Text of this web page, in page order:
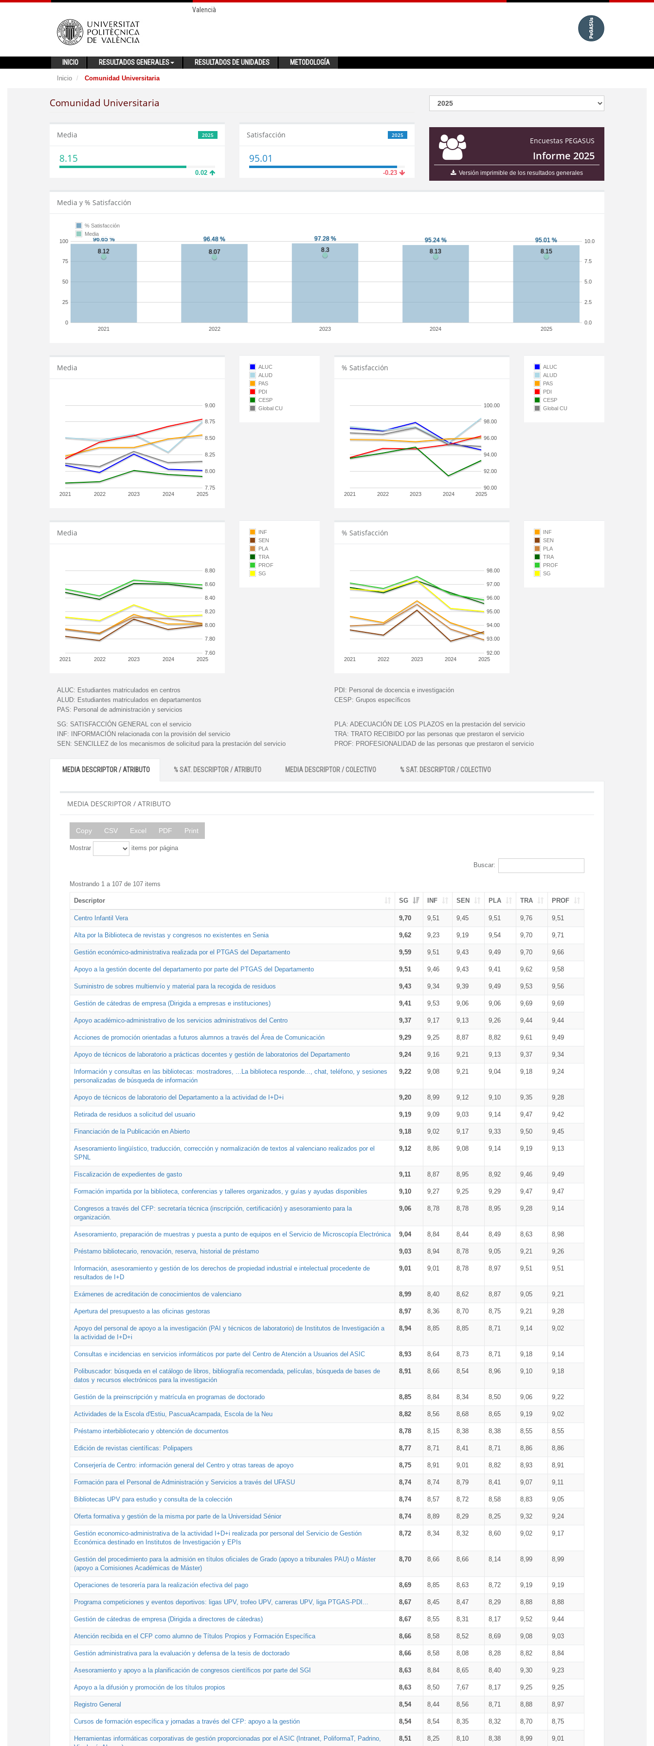
Valencià
INICIO RESULTADOS GENERALES RESULTADOS DE UNIDADES METODOLOGÍA
Inicio Comunidad Universitaria
Comunidad Universitaria
Encuestas PEGASUS
Informe 2025
Versión imprimible de los resultados generales
2025
Media
8.15
0.02
2025
Satisfacción
95.01
-0.23
Media y % Satisfacción
2021 2022 2023 2024 2025
0
25
50
75
100
0.0
2.5
5.0
7.5
10.0
% Satisfacción
Media
Media
2021 2022 2023 2024 2025
7.75
8.00
8.25
8.50
8.75
9.00
ALUC
ALUD
PAS
PDI
CESP
Global CU
% Satisfacción
2021 2022 2023 2024 2025
90.00
92.00
94.00
96.00
98.00
100.00
ALUC
ALUD
PAS
PDI
CESP
Global CU
Media
2021 2022 2023 2024 2025
7.60
7.80
8.00
8.20
8.40
8.60
8.80
INF
SEN
PLA
TRA
PROF
SG
% Satisfacción
2021 2022 2023 2024 2025
92.00
93.00
94.00
95.00
96.00
97.00
98.00
INF
SEN
PLA
TRA
PROF
SG
ALUC: Estudiantes matriculados en centros
ALUD: Estudiantes matriculados en departamentos
PAS: Personal de administración y servicios
PDI: Personal de docencia e investigación
CESP: Grupos específicos
SG: SATISFACCIÓN GENERAL con el servicio
INF:
INFORMACIÓN relacionada con la provisión del servicio
SEN: SENCILLEZ de los mecanismos de solicitud para la prestación del servicio
PLA: ADECUACIÓN DE LOS PLAZOS en la prestación del servicio
TRA: TRATO RECIBIDO por las personas que prestaron el servicio
PROF: PROFESIONALIDAD de las personas que prestaron el servicio
MEDIA DESCRIPTOR / ATRIBUTO % SAT. DESCRIPTOR / ATRIBUTO MEDIA DESCRIPTOR / COLECTIVO % SAT. DESCRIPTOR / COLECTIVO
MEDIA DESCRIPTOR / ATRIBUTO
Copy CSV Excel PDF Print
Mostrar items por página
Buscar:
Mostrando 1 a 107 de 107 items
Descriptor SG INF SEN PLA TRA PROF
Centro Infantil Vera 9,70 9,51 9,45 9,51 9,76 9,51
Alta por la Biblioteca de revistas y congresos no existentes en Senia 9,62 9,23 9,19 9,54 9,70 9,71
Gestión económico-administrativa realizada por el PTGAS del Departamento 9,59 9,51 9,43 9,49 9,70 9,66
Apoyo a la gestión docente del departamento por parte del PTGAS del Departamento 9,51 9,46 9,43 9,41 9,62 9,58
Suministro de sobres multienvío y material para la recogida de residuos 9,43 9,34 9,39 9,49 9,53 9,56
Gestión de cátedras de empresa (Dirigida a empresas e instituciones) 9,41 9,53 9,06 9,06 9,69 9,69
Apoyo académico-administrativo de los servicios administrativos del Centro 9,37 9,17 9,13 9,26 9,44 9,44
Acciones de promoción orientadas a futuros alumnos a través del Área de Comunicación 9,29 9,25 8,87 8,82 9,61 9,49
Apoyo de técnicos de laboratorio a prácticas docentes y gestión de laboratorios del Departamento 9,24 9,16 9,21 9,13 9,37 9,34
Información y consultas en las bibliotecas: mostradores, ...La biblioteca responde..., chat, teléfono, y sesiones
personalizadas de búsqueda de información
9,22 9,08 9,21 9,04 9,18 9,24
Apoyo de técnicos de laboratorio del Departamento a la actividad de I+D+i 9,20 8,99 9,12 9,10 9,35 9,28
Retirada de residuos a solicitud del usuario 9,19 9,09 9,03 9,14 9,47 9,42
Financiación de la Publicación en Abierto 9,18 9,02 9,17 9,33 9,50 9,45
Asesoramiento lingüístico, traducción, corrección y normalización de textos al valenciano realizados por el
SPNL
9,12 8,86 9,08 9,14 9,19 9,13
Fiscalización de expedientes de gasto 9,11 8,87 8,95 8,92 9,46 9,49
Formación impartida por la biblioteca, conferencias y talleres organizados, y guías y ayudas disponibles 9,10 9,27 9,25 9,29 9,47 9,47
Congresos a través del CFP: secretaría técnica (inscripción, certificación) y asesoramiento para la
organización.
9,06 8,78 8,78 8,95 9,28 9,14
Asesoramiento, preparación de muestras y puesta a punto de equipos en el Servicio de Microscopía Electrónica 9,04 8,84 8,44 8,49 8,63 8,98
Préstamo bibliotecario, renovación, reserva, historial de préstamo 9,03 8,94 8,78 9,05 9,21 9,26
Información, asesoramiento y gestión de los derechos de propiedad industrial e intelectual procedente de
resultados de I+D
9,01 9,01 8,78 8,97 9,51 9,51
Exámenes de acreditación de conocimientos de valenciano 8,99 8,40 8,62 8,87 9,05 9,21
Apertura del presupuesto a las oficinas gestoras 8,97 8,36 8,70 8,75 9,21 9,28
Apoyo del personal de apoyo a la investigación (PAI y técnicos de laboratorio) de Institutos de Investigación a
la actividad de I+D+i
8,94 8,85 8,85 8,71 9,14 9,02
Consultas e incidencias en servicios informáticos por parte del Centro de Atención a Usuarios del ASIC 8,93 8,64 8,73 8,71 9,18 9,14
Polibuscador: búsqueda en el catálogo de libros, bibliografía recomendada, películas, búsqueda de bases de
datos y recursos electrónicos para la investigación
8,91 8,66 8,54 8,96 9,10 9,18
Gestión de la preinscripción y matrícula en programas de doctorado 8,85 8,84 8,34 8,50 9,06 9,22
Actividades de la Escola d'Estiu, PascuaAcampada, Escola de la Neu 8,82 8,56 8,68 8,65 9,19 9,02
Préstamo interbibliotecario y obtención de documentos 8,78 8,15 8,38 8,38 8,55 8,55
Edición de revistas científicas: Polipapers 8,77 8,71 8,41 8,71 8,86 8,86
Conserjería de Centro: información general del Centro y otras tareas de apoyo 8,75 8,91 9,01 8,82 8,93 8,91
Formación para el Personal de Administración y Servicios a través del UFASU 8,74 8,74 8,79 8,41 9,07 9,11
Bibliotecas UPV para estudio y consulta de la colección 8,74 8,57 8,72 8,58 8,83 9,05
Oferta formativa y gestión de la misma por parte de la Universidad Sénior 8,74 8,89 8,29 8,25 9,32 9,24
Gestión economico-administrativa de la actividad I+D+i realizada por personal del Servicio de Gestión
Económica destinado en Institutos de Investigación y EPIs
8,72 8,34 8,32 8,60 9,02 9,17
Gestión del procedimiento para la admisión en títulos oficiales de Grado (apoyo a tribunales PAU) o Máster
(apoyo a Comisiones Académicas de Máster)
8,70 8,66 8,66 8,14 8,99 8,99
Operaciones de tesorería para la realización efectiva del pago 8,69 8,85 8,63 8,72 9,19 9,19
Programa competiciones y eventos deportivos: ligas UPV, trofeo UPV, carreras UPV, liga PTGAS-PDI... 8,67 8,45 8,47 8,29 8,88 8,88
Gestión de cátedras de empresa (Dirigida a directores de cátedras) 8,67 8,55 8,31 8,17 9,52 9,44
Atención recibida en el CFP como alumno de Títulos Propios y Formación Específica 8,66 8,58 8,52 8,69 9,08 9,03
Gestión administrativa para la evaluación y defensa de la tesis de doctorado 8,66 8,58 8,08 8,28 8,82 8,84
Asesoramiento y apoyo a la planificación de congresos científicos por parte del SGI 8,63 8,84 8,65 8,40 9,30 9,23
Apoyo a la difusión y promoción de los títulos propios 8,63 8,50 7,67 8,17 9,25 9,25
Registro General 8,54 8,44 8,56 8,71 8,88 8,97
Cursos de formación específica y jornadas a través del CFP: apoyo a la gestión 8,54 8,54 8,35 8,32 8,70 8,75
Herramientas informáticas corporativas de gestión proporcionadas por el ASIC (Intranet, PoliformaT, Padrino,
8,51 8,25 8,10 8,38 8,99 9,01